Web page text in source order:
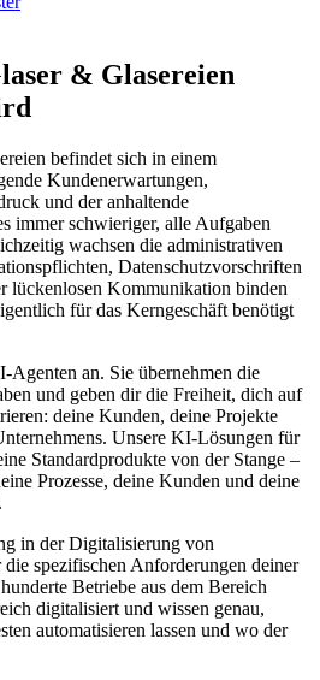
& Glasereien
befindet sich in einem
Kundenerwartungen,
und der anhaltende
immer schwieriger, alle Aufgaben
wachsen die administrativen
Datenschutzvorschriften
lückenlosen Kommunikation binden
für das Kerngeschäft benötigt
Agenten an. Sie übernehmen die
und geben dir die Freiheit, dich auf
deine Kunden, deine Projekte
Unsere KI-Lösungen für
Standardprodukte von der Stange –
Prozesse, deine Kunden und deine
in der Digitalisierung von
spezifischen Anforderungen deiner
Betriebe aus dem Bereich
digitalisiert und wissen genau,
automatisieren lassen und wo der